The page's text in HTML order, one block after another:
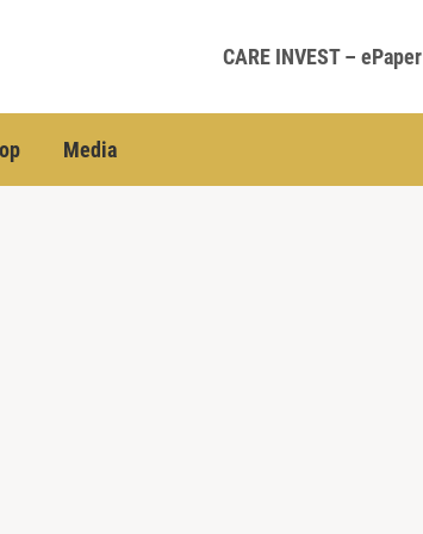
CARE INVEST – ePaper
Media